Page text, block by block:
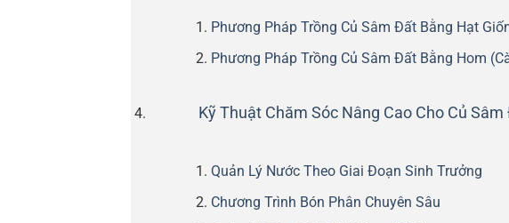
Phương Pháp Trồng Củ Sâm Đất Bằng Hạt
Phương Pháp Trồng Củ Sâm Đất Bằng Hom
Kỹ Thuật Chăm Sóc Nâng Cao Cho Củ
Quản Lý Nước Theo Giai Đoạn Sinh Trưởng
Chương Trình Bón Phân Chuyên Sâu